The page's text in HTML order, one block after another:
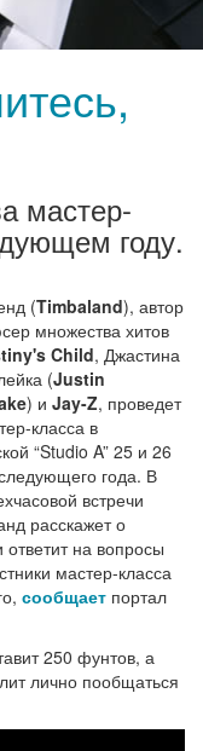
мастер-
году.
(Timbaland), автор
множества хитов
Child, Джастина
(Justin
) и Jay-Z, проведет
класса в
“Studio A” 25 и 26
года. В
встречи
расскажет о
на вопросы
мастер-класса
сообщает портал
250 фунтов, а
лично пообщаться